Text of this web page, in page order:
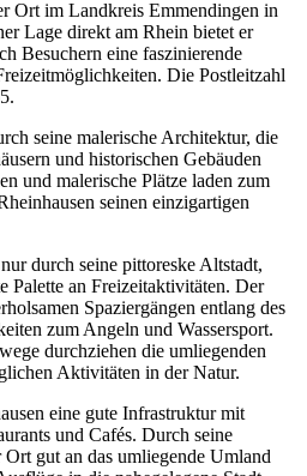
Ort im Landkreis Emmendingen in
Lage direkt am Rhein bietet er
Besuchern eine faszinierende
Die Postleitzahl
seine malerische Architektur, die
und historischen Gebäuden
und malerische Plätze laden zum
seinen einzigartigen
durch seine pittoreske Altstadt,
Palette an Freizeitaktivitäten. Der
Spaziergängen entlang des
zum Angeln und Wassersport.
durchziehen die umliegenden
Aktivitäten in der Natur.
eine gute Infrastruktur mit
und Cafés. Durch seine
gut an das umliegende Umland